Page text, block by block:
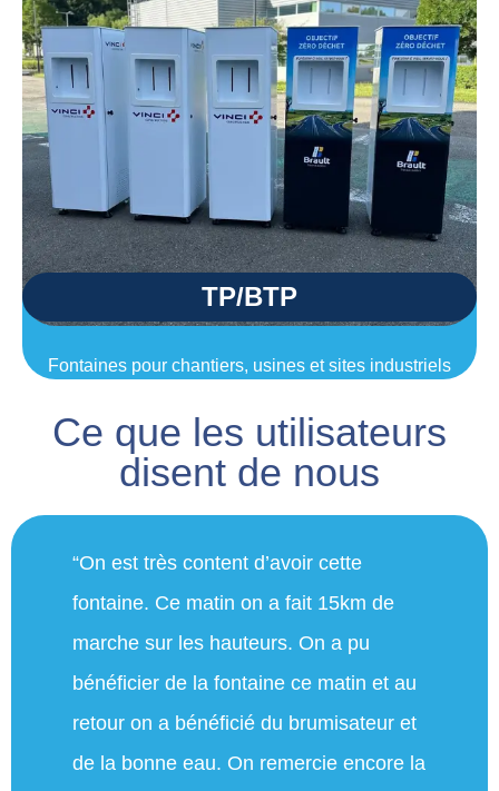
TP/BTP
Fontaines pour chantiers, usines et sites industriels
Ce que les utilisateurs
disent de nous
“On est très content d’avoir cette
fontaine. Ce matin on a fait 15km de
marche sur les hauteurs. On a pu
bénéficier de la fontaine ce matin et au
retour on a bénéficié du brumisateur et
de la bonne eau. On remercie encore la